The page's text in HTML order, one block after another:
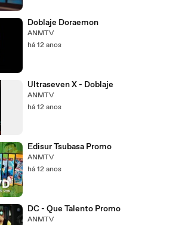
Doblaje Doraemon
ANMTV
há 12 anos
Ultraseven X - Doblaje
ANMTV
há 12 anos
Edisur Tsubasa Promo
ANMTV
há 12 anos
DC - Que Talento Promo
ANMTV